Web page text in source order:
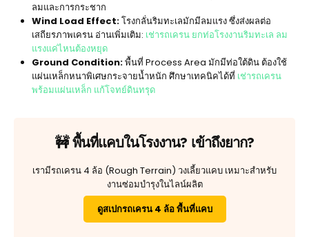
ลมและการกระชาก
Wind Load Effect:โรงกลั่นริมทะเลมักมีลมแรง ซึ่งส่งผลต่อ
เสถียรภาพเครน อ่านเพิ่มเติม: เช่ารถเครน ยกท่อโรงงานริมทะเล ลม
แรงแค่ไหนต้องหยุด
Ground Condition:พื้นที่ Process Area มักมีท่อใต้ดิน ต้องใช้
แผ่นเหล็กหนาพิเศษกระจายน้ำหนัก ศึกษาเทคนิคได้ที่ เช่ารถเครน
พร้อมแผ่นเหล็ก แก้โจทย์ดินทรุด
🚧 พื้นที่แคบในโรงงาน? เข้าถึงยาก?
เรามีรถเครน 4 ล้อ (Rough Terrain) วงเลี้ยวแคบ เหมาะสำหรับ
งานซ่อมบำรุงในไลน์ผลิต
ดูสเปกรถเครน 4 ล้อ พื้นที่แคบ